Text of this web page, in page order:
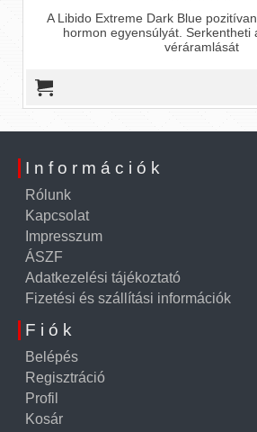
A Libido Extreme Dark Blue
hormon egyensúlyát. Serkentheti
véráramlását
Információk
Rólunk
Kapcsolat
Impresszum
ÁSZF
Adatkezelési tájékoztató
Fizetési és szállítási információk
Fiók
Belépés
Regisztráció
Profil
Kosár